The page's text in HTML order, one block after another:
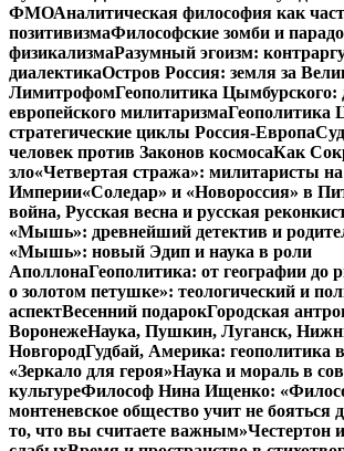
ФМОАналитическая философия как
позитивизмаФилософские зомби и
физикализмаРазумный эгоизм:
диалектикаОстров Россия: земля за
ЛимитрофомГеополитика
европейского милитаризмаГеополитика
стратегические циклы Россия-Европа
человек против Законов космосаКак
зло«Четвертая стража»: милитаристы
Империи«Соледар» и «Новороссия» в
война, Русская весна и русская
«Мышь»: древнейший детектив и
«Мышь»: новый Эдип и наука в роли
АполлонаГеополитика: от географии до
о золотом петушке»: теологический и
аспектВесенний подарокГородская
ВоронежеНаука, Пушкин, Луганск,
НовгородГудбай, Америка: геополитика
«Зеркало для героя»Наука и мораль в
культуреФилософ Нина Ищенко:
монтеневское общество учит не бояться
то, что вы считаете важным»Честертон